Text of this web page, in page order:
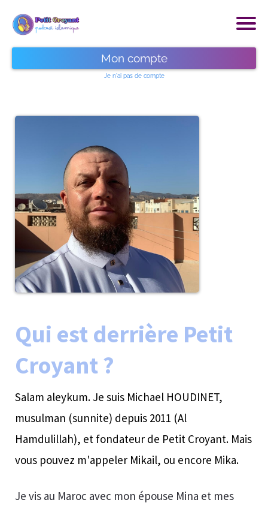
Mon compte
Je n'ai pas de compte
Qui est derrière Petit
Croyant ?
Salam aleykum. Je suis Michael HOUDINET,
musulman (sunnite) depuis 2011 (Al
Hamdulillah), et fondateur de Petit Croyant. Mais
vous pouvez m'appeler Mikail, ou encore Mika.
Je vis au Maroc avec mon épouse Mina et mes